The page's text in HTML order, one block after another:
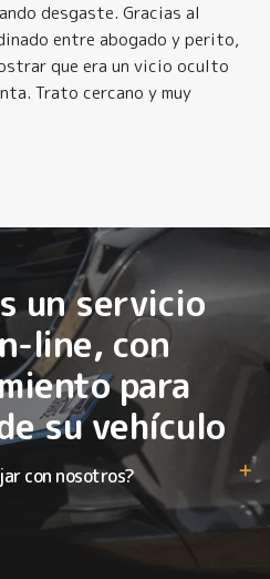
desgaste. Gracias al
entre abogado y perito,
que era un vicio oculto
Trato cercano y muy
un servicio
line, con
para
su vehículo
con nosotros?